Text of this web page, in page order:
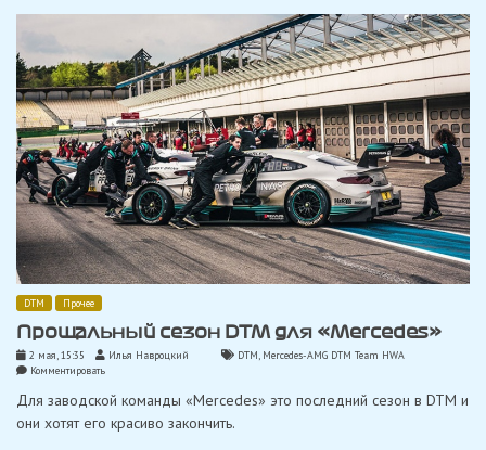
DTM Прочее
Прощальный сезон DTM для «Mercedes»
2 мая, 15:35 Илья Навроцкий DTM, Mercedes-AMG DTM Team HWA
Комментироватьon
сезон
для
Для заводской команды «Mercedes» это последний сезон в DTM и
они хотят его красиво закончить.